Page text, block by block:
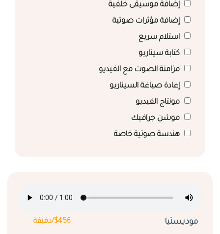
إضافة موسيقى خلفية
إضافة مؤثرات صوتية
استلام سريع
كتابة سيناريو
مزامنة الصوت مع الفيديو
إعادة صياغة السيناريو
مونتاج الفيديو
موشن جرافيك
هندسة صوتية خاصة
موديستيا $456/دقيقة